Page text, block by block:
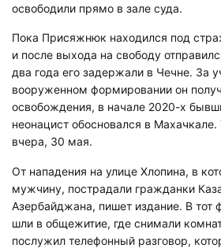
освободили прямо в зале суда.
Пока Присяжнюк находился под
и после выхода на свободу
два года его задержали в Чечне. За
вооруженном формировании он
освобождения, в начале 2020-х
неонацист обосновался в
вчера, 30 мая.
От нападения на улице Хлопина, в
мужчину, пострадали гражданки
Азербайджана, пишет издание. В тот
шли в общежитие, где снимали
послужил телефонный разговор,